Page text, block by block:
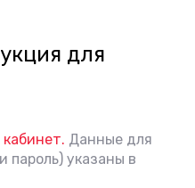
для
Данные для
пароль) указаны в